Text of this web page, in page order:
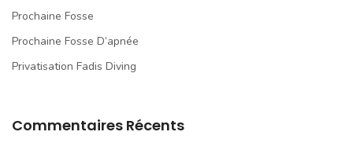
Prochaine Fosse
Prochaine Fosse D’apnée
Privatisation Fadis Diving
Commentaires Récents